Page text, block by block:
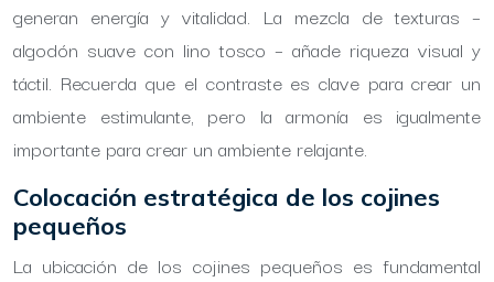
generan energía y vitalidad. La mezcla de texturas –
algodón suave con lino tosco – añade riqueza visual y
táctil. Recuerda que el contraste es clave para crear un
ambiente estimulante, pero la armonía es igualmente
importante para crear un ambiente relajante.
Colocación estratégica de los cojines
pequeños
La ubicación de los cojines pequeños es fundamental